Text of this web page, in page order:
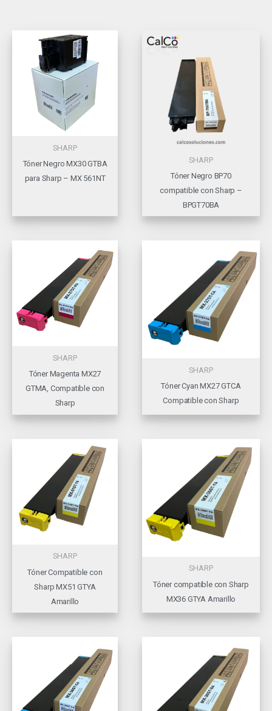
SHARP
Tóner Negro MX30 GTBA
para Sharp – MX 561NT
SHARP
Tóner Negro BP70
compatible con Sharp –
BPGT70BA
SHARP
Tóner Magenta MX27
GTMA, Compatible con
Sharp
SHARP
Tóner Cyan MX27 GTCA
Compatible con Sharp
SHARP
Tóner Compatible con
Sharp MX51 GTYA
Amarillo
SHARP
Tóner compatible con Sharp
MX36 GTYA Amarillo